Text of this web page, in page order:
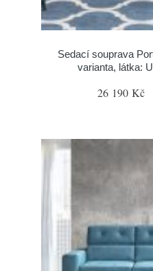
Sedací souprava
varianta, látka:
26 190 Kč